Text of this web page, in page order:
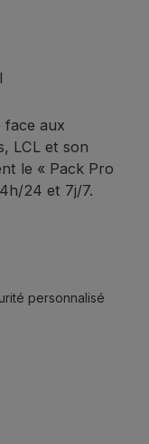
face aux
LCL et son
le « Pack Pro
24 et 7j/7.
personnalisé